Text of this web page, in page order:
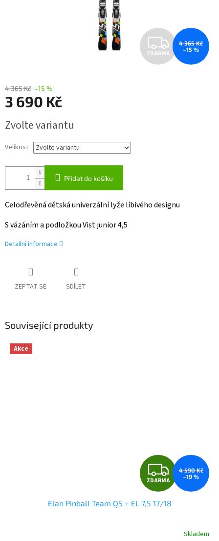
Z
D
ZDARMA
4 365 Kč
–15 %
4 365 Kč –15 %
3 690 Kč
cena:
Zvolte variantu
Velikost
Přidat do košíku
Celodřevěná dětská univerzální lyže líbivého designu
S vázáním a podložkou Vist junior 4,5
Detailní informace
ZEPTAT SE SDÍLET
Související produkty
Akce
Z
D
A
ZDARMA
4 590 Kč
–19 %
Elan Pinball Team QS + EL 7,5 17/18
Skladem